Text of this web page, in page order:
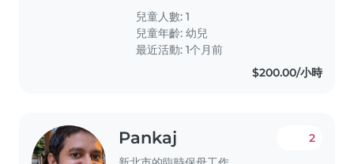
是個充滿好奇心的小女孩。我們希望找
到像家人一樣溫暖、有耐心的保母,陪伴
孩子在充滿愛與安全感的環境中學習與
成長,也期待彼此互相尊重、保持良好溝
兒童人數: 1
兒童年齡:幼兒
最近活動: 1个月前
$200.00/小時
Pankaj 2